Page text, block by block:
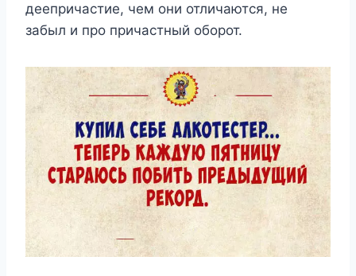
деепричастие, чем они отличаются, не
забыл и про причастный оборот.